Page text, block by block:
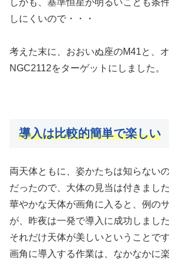
しにくいので・・・
考えた末に、おおいぬ座のM41と、
NGC2112をターゲットにしました。
導入は比較的簡単で楽しい
両天体ともに、姿かたちは知らない
だったので、大体の見当は付きました
華やかな天体が画角に入ると、例の
が、昨夜は一発で導入に成功しました
それだけ天体が美しいということです
画角に導入する作業は、なかなかに